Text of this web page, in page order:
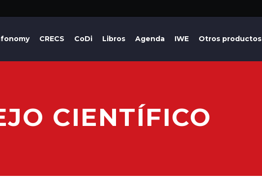
CRECS CoDi Libros Agenda IWE Otros productos
CIENTÍFICO